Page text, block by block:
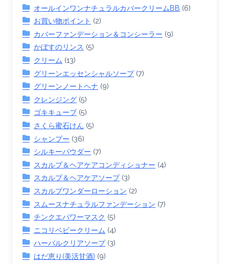
オールインワンナチュラルカバークリームBB (6)
お買い物ポイント (2)
カバーファンデーション＆コンシーラー (9)
かぼすのリンス (5)
クリーム (13)
グリーンエッセンシャルソープ(7)
グリーンノートヘナ (9)
クレンジング (5)
ゴキキューブ (5)
さくら蜜石けん (5)
シャンプー (36)
シルキーパウダー (7)
スカルプ＆ヘアケアコンディショナー (4)
スカルプ＆ヘアケアソープ(3)
スカルプワンダーローション (2)
スムースナチュラルファンデーション (7)
チンクエパワーマスク (5)
ニコリベビークリーム (4)
ハーバルクリアソープ(3)
はだ恵り(美活甘酒) (9)